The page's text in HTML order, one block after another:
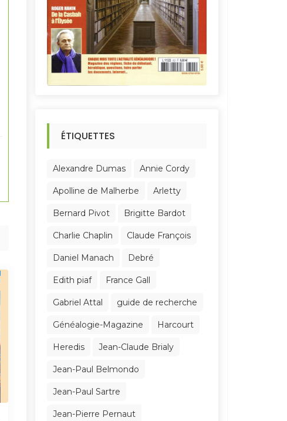
ÉTIQUETTES
Alexandre Dumas Annie Cordy
Apolline de Malherbe Arletty
Bernard Pivot Brigitte Bardot
Charlie Chaplin Claude François
Daniel Manach Debré
Edith piaf France Gall
Gabriel Attal guide de recherche
Généalogie-Magazine Harcourt
Heredis Jean-Claude Brialy
Jean-Paul Belmondo
Jean-Paul Sartre
Jean-Pierre Pernaut